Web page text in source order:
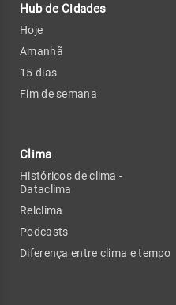
Hub de Cidades
Hoje
Amanhã
15 dias
Fim de semana
Clima
Históricos de clima -
Dataclima
Relclima
Podcasts
Diferença entre clima e tempo